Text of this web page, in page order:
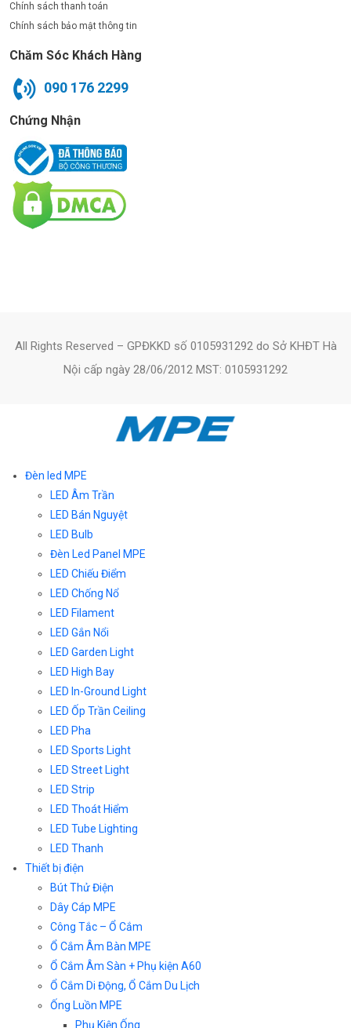
Chính sách thanh toán
Chính sách bảo mật thông tin
Chăm Sóc Khách Hàng
090 176 2299
Chứng Nhận
All Rights Reserved – GPĐKKD số 0105931292 do Sở KHĐT Hà
Nội cấp ngày 28/06/2012 MST: 0105931292
Đèn led MPE
LED Âm Trần
LED Bán Nguyệt
LED Bulb
Đèn Led Panel MPE
LED Chiếu Điểm
LED Chống Nổ
LED Filament
LED Gắn Nổi
LED Garden Light
LED High Bay
LED In-Ground Light
LED Ốp Trần Ceiling
LED Pha
LED Sports Light
LED Street Light
LED Strip
LED Thoát Hiểm
LED Tube Lighting
LED Thanh
Thiết bị điện
Bút Thử Điện
Dây Cáp MPE
Công Tắc – Ổ Cắm
Ổ Cắm Âm Bàn MPE
Ổ Cắm Âm Sàn + Phụ kiện A60
Ổ Cắm Di Động, Ổ Cắm Du Lịch
Ống Luồn MPE
Phụ Kiện Ống